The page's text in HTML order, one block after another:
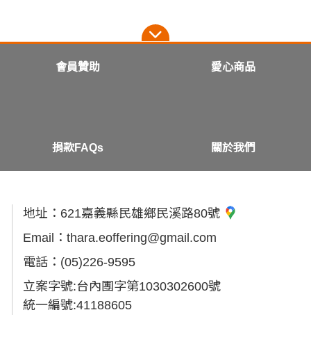
會員贊助 愛心商品
捐款FAQs 關於我們
地址： 621嘉義縣民雄鄉民溪路80號
Email：thara.eoffering@gmail.com
電話： (05)226-9595
立案字號:台內團字第1030302600號
統一編號:41188605